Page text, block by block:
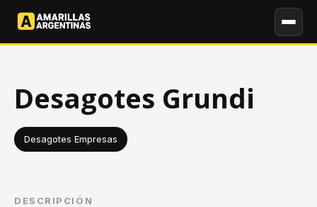
Desagotes Grundi
Desagotes Empresas
DESCRIPCIÓN